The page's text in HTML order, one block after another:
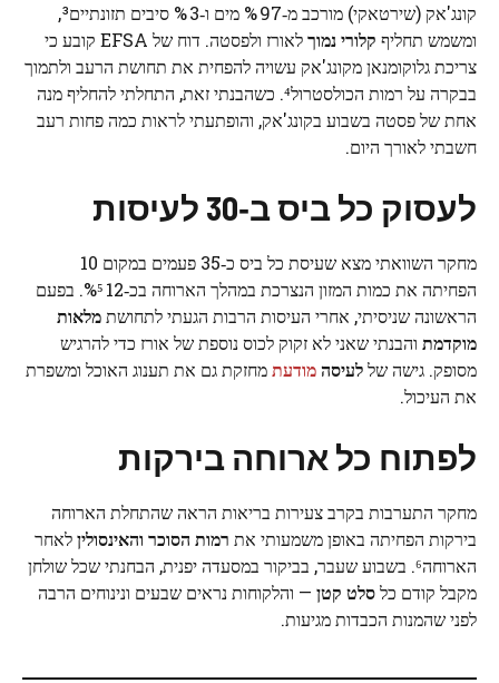
קונג'אק (שירטאקי) מורכב מ‑97 % מים ו‑3 % סיבים תזונתיים³,
ומשמש תחליף קלורי נמוך
לאורז ולפסטה. דוח של EFSA קובע כי
צריכת גלוקומנאן מקונג'אק עשויה להפחית את תחושת הרעב ולתמוך
בבקרה על רמות הכולסטרול⁴. כשהבנתי זאת, התחלתי להחליף מנה
אחת של פסטה בשבוע בקונג'אק, והופתעתי לראות כמה פחות רעב
חשבתי לאורך היום.
לעסוק כלביסב‑30 לעיסות
מחקר השוואתי מצא שעיסת כל ביס כ‑35 פעמים במקום 10
הפחיתה את כמות המזון הנצרכת במהלך הארוחה בכ‑12 %⁵. בפעם
הראשונה שניסיתי, אחרי העיסות הרבות הגעתי לתחושתמלאות
מוקדמת והבנתי שאני לא זקוק לכוס נוספת של אורז כדי להרגיש
מסופק. גישה שללעיסהמודעתמחזקת גם את תענוג האוכל ומשפרת
את העיכול.
לפתוח כל ארוחה בירקות
מחקר התערבות בקרב צעירות בריאות הראה שהתחלת הארוחה
בירקות הפחיתה באופן משמעותי את רמות הסוכר והאינסוליןלאחר
הארוחה⁶. בשבוע שעבר, בביקור במסעדה יפנית, הבחנתי שכל שולחן
מקבל קודם כלסלט קטן — והלקוחות נראים שבעים ונינוחים הרבה
לפני שהמנות הכבדות מגיעות.